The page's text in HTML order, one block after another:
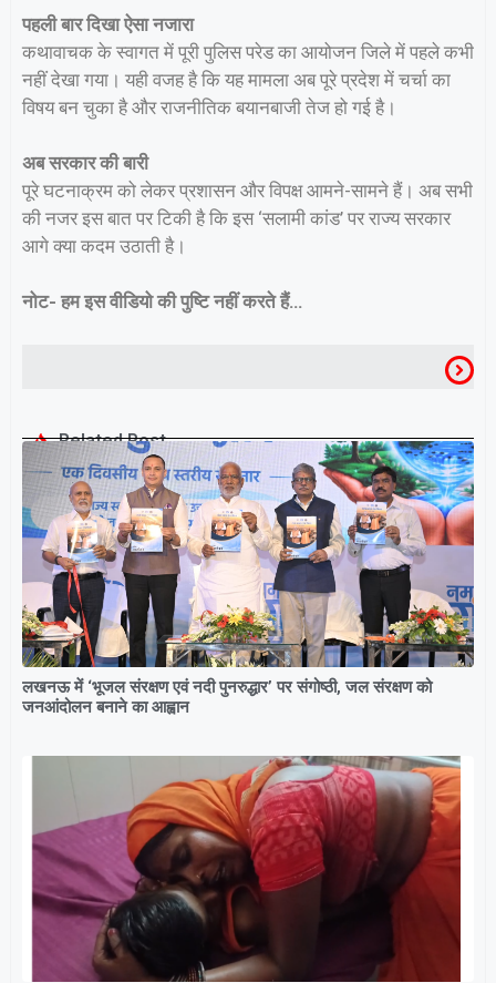
पहली बार दिखा ऐसा नजारा
कथावाचक के स्वागत में पूरी पुलिस परेड का आयोजन जिले में पहले कभी
नहीं देखा गया। यही वजह है कि यह मामला अब पूरे प्रदेश में चर्चा का
विषय बन चुका है और राजनीतिक बयानबाजी तेज हो गई है।
अब सरकार की बारी
पूरे घटनाक्रम को लेकर प्रशासन और विपक्ष आमने-सामने हैं। अब सभी
की नजर इस बात पर टिकी है कि इस ‘सलामी कांड’ पर राज्य सरकार
आगे क्या कदम उठाती है।
नोट- हम इस वीडियो की पुष्टि नहीं करते हैं…
Related Post
लखनऊ में ‘भूजल संरक्षण एवं नदी पुनरुद्धार’ पर संगोष्ठी, जल संरक्षण को
जनआंदोलन बनाने का आह्वान